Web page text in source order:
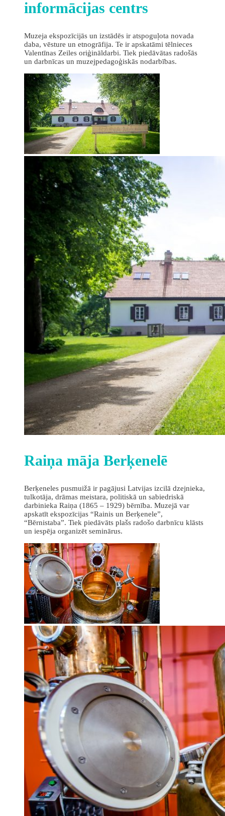
informācijas centrs
Muzeja ekspozīcijās un izstādēs ir atspoguļota novada
daba, vēsture un etnogrāfija. Te ir apskatāmi tēlnieces
Valentīnas Zeiles oriģināldarbi. Tiek piedāvātas radošās
un darbnīcas un muzejpedagoģiskās nodarbības.
Raiņa māja Berķenelē
Berķeneles pusmuižā ir pagājusi Latvijas izcilā dzejnieka,
tulkotāja, drāmas meistara, politiskā un sabiedriskā
darbinieka Raiņa (1865 – 1929) bērnība. Muzejā var
apskatīt ekspozīcijas “Rainis un Berķenele”,
“Bērnistaba”. Tiek piedāvāts plašs radošo darbnīcu klāsts
un iespēja organizēt seminārus.